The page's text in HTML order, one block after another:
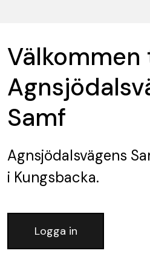
Välkommen
Samf
Agnsjödalsvägens
i Kungsbacka.
Logga in